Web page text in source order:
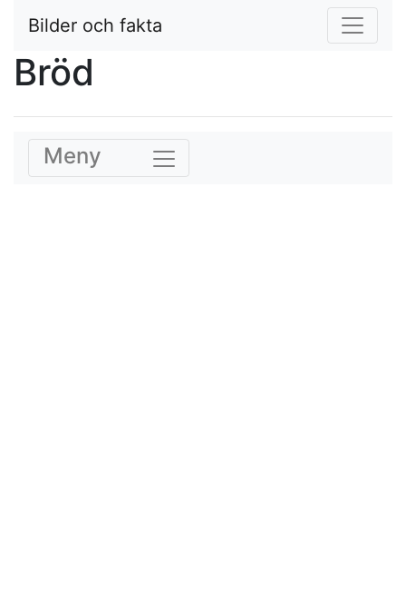
Bilder och fakta
Bröd
Meny